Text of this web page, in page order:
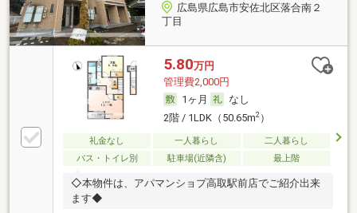
広島県広島市安佐北区落合南２
丁目
5.80万円
管理費2,000円
1ヶ月
なし
2階 / 1LDK（50.65m2）
礼金なし 一人暮らし
二人暮らし
バス・トイレ別
駐車場(近隣含) 最上階
◇本物件は、アパマンショプ高取駅前店でご紹介出来
ます◆